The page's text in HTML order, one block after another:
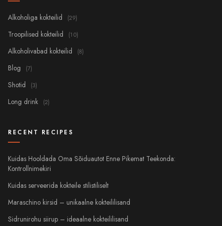
Alkoholiga kokteilid (29)
Troopilised kokteilid (10)
Alkoholivabad kokteilid (8)
Blog (7)
Shotid (3)
Long drink (2)
RECENT RECIPES
Kuidas Hooldada Oma Sõiduautot Enne Pikemat Teekonda:
Kontrollnimekiri
Kuidas serveerida kokteile stilistiliselt
Maraschino kirsid – unikaalne kokteililisand
Sidrunirohu siirup – ideaalne kokteililisand